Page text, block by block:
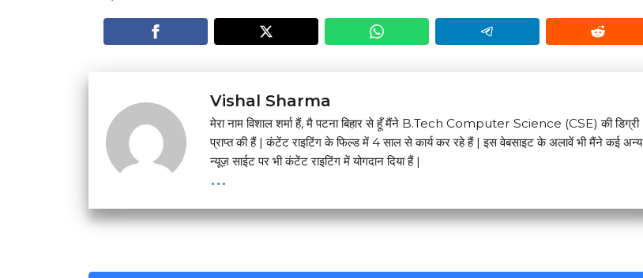
Vishal Sharma
मेरा नाम विशाल शर्मा हैं, मै पटना बिहार से हूँ मैंने B.Tech Computer Science (CSE) की डिग्री
प्राप्त की हैं | कंटेंट राइटिंग के फिल्ड में 4 साल से कार्य कर रहे हैं | इस वेबसाइट के अलावें भी मैंने कई अन्य
न्यूज़ साईट पर भी कंटेंट राइटिंग में योगदान दिया हैं |
...